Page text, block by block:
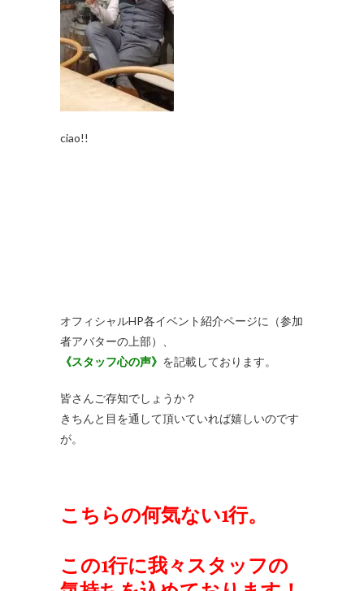
ciao!!
オフィシャルHP各イベント紹介ページに（参加
者アバターの上部）、
《スタッフ心の声》 を記載しております。
皆さんご存知でしょうか？
きちんと目を通して頂いていれば嬉しいのです
が。
こちらの何気ない1行。
この1行に我々スタッフの